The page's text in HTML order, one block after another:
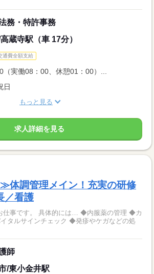
務・特許事務
蔵寺駅（車 17分）
通費全額支給
（実働08：00、休憩01：00）...
日
もっと見る
求人詳細を見る
体調管理メイン！充実の研修
／看護
… ◆内服薬の管理 ◆カ
タルサインチェック ◆発疹やケガなどの処
師
/東小金井駅